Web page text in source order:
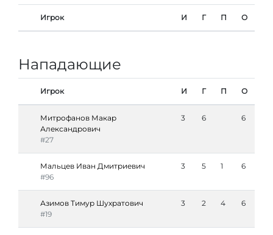
Игрок И Г П О
Нападающие
Игрок И Г П О
Митрофанов Макар
Александрович
#27
3 6 6
Мальцев Иван Дмитриевич
#96
3 5 1 6
Азимов Тимур Шухратович
#19
3 2 4 6